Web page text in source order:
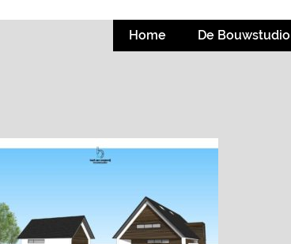
Home De Bouwstudio